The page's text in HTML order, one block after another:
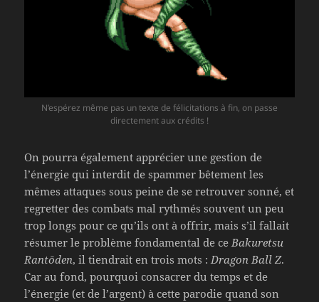
N’espérez même pas un texte de félicitations à fin, on passe
directement aux crédits !
On pourra également apprécier une gestion de
l’énergie qui interdit de spammer bêtement les
mêmes attaques sous peine de se retrouver sonné, et
regretter des combats mal rythmés souvent un peu
trop longs pour ce qu’ils ont à offrir, mais s’il fallait
résumer le problème fondamental de ceBakuretsu
Rantōden, il tiendrait en trois mots :Dragon Ball Z.
Car au fond, pourquoi consacrer du temps et de
l’énergie (et de l’argent) à cette parodie quand son